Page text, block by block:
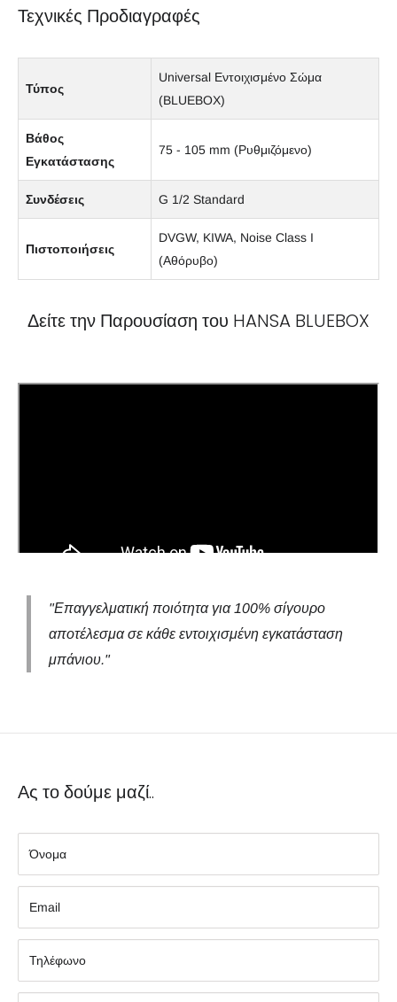
Τεχνικές Προδιαγραφές
Τύπος
Universal Εντοιχισμένο Σώμα
(BLUEBOX)
Βάθος
Εγκατάστασης
75 - 105 mm (Ρυθμιζόμενο)
Συνδέσεις G 1/2 Standard
Πιστοποιήσεις
DVGW, KIWA, Noise Class I
(Αθόρυβο)
Δείτε την Παρουσίαση του HANSA BLUEBOX
"Επαγγελματική ποιότητα για 100% σίγουρο
αποτέλεσμα σε κάθε εντοιχισμένη εγκατάσταση
μπάνιου."
Ας το δούμε μαζί..
Όνομα
Εmail
Τηλέφωνο